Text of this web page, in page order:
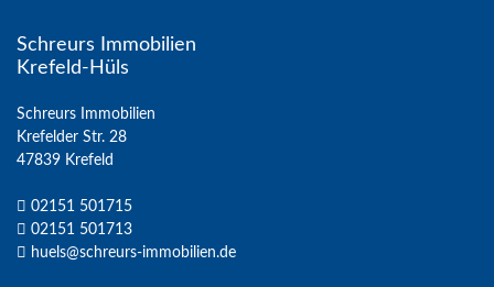
Schreurs Immobilien
Krefeld-Hüls
Schreurs Immobilien
Krefelder Str. 28
47839 Krefeld
02151 501715
02151 501713
huels@schreurs-immobilien.de